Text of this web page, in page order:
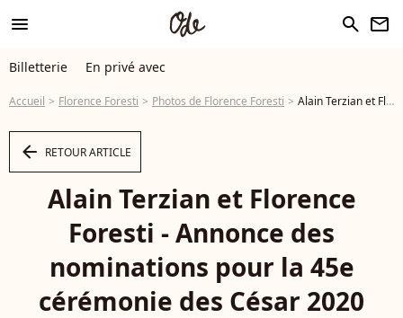
menu search newsletter
Billetterie En privé avec
Accueil Florence Foresti Photos de Florence Foresti Alain Terzian et Florence Foresti - Annonce des nominations pour la 45e cérémonie des César 2020 lors d'une conférence de presse au Fouquet's à Paris le 29 janvier 2020. © Giancarlo Gorassini/Bestimage
arrow_left RETOUR ARTICLE
Alain Terzian et Florence
Foresti - Annonce des
nominations pour la 45e
cérémonie des César 2020